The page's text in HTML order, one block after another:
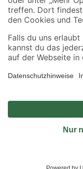
Alle Preisangaben in EUR inkl.
Umständen nicht in allen
Produkte nur solange der Vorrat
*Paketversand ab 59 €
Nutzungsbedingungen
© 2026 toom Baumarkt